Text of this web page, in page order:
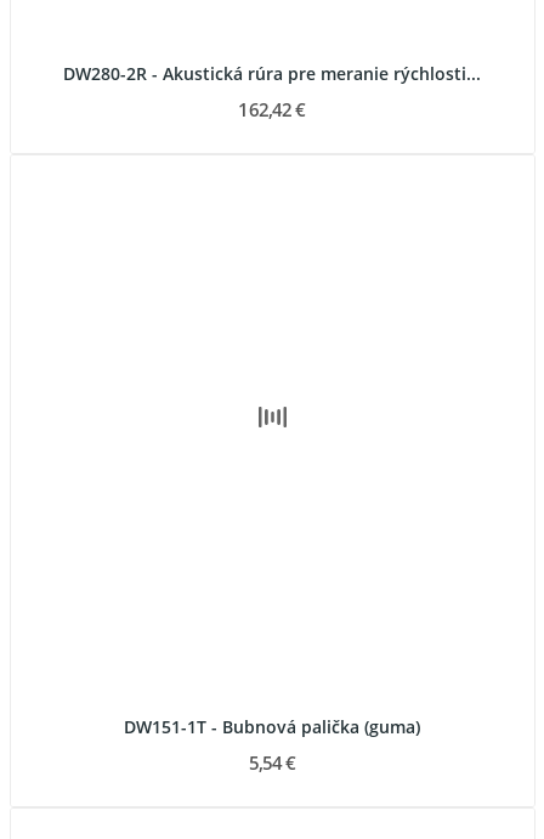
DW280-2R - Akustická rúra pre meranie rýchlosti...
162,42 €
DW151-1T - Bubnová palička (guma)
5,54 €